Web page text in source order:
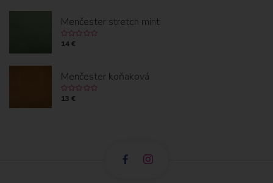
Menčester stretch mint
14 €
Menčester koňaková
13 €